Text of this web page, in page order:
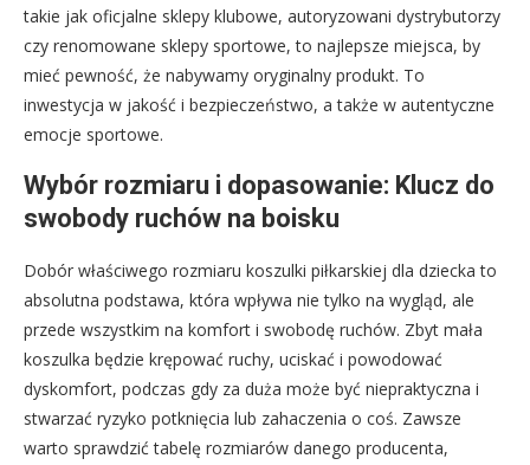
takie jak oficjalne sklepy klubowe, autoryzowani dystrybutorzy
czy renomowane sklepy sportowe, to najlepsze miejsca, by
mieć pewność, że nabywamy oryginalny produkt. To
inwestycja w jakość i bezpieczeństwo, a także w autentyczne
emocje sportowe.
Wybór rozmiaru i dopasowanie: Klucz do
swobody ruchów na boisku
Dobór właściwego rozmiaru koszulki piłkarskiej dla dziecka to
absolutna podstawa, która wpływa nie tylko na wygląd, ale
przede wszystkim na komfort i swobodę ruchów. Zbyt mała
koszulka będzie krępować ruchy, uciskać i powodować
dyskomfort, podczas gdy za duża może być niepraktyczna i
stwarzać ryzyko potknięcia lub zahaczenia o coś. Zawsze
warto sprawdzić tabelę rozmiarów danego producenta,